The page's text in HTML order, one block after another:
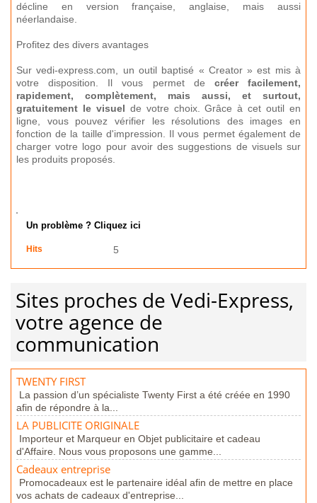
décline en version française, anglaise, mais aussi
néerlandaise.
Profitez des divers avantages
Sur vedi-express.com, un outil baptisé « Creator » est mis à
votre disposition. Il vous permet de créer facilement,
rapidement, complètement, mais aussi, et surtout,
gratuitement le visuel de votre choix. Grâce à cet outil en
ligne, vous pouvez vérifier les résolutions des images en
fonction de la taille d'impression. Il vous permet également de
charger votre logo pour avoir des suggestions de visuels sur
les produits proposés.
Un problème ? Cliquez ici
Hits 5
Sites proches de Vedi-Express,
votre agence de
communication
TWENTY FIRST
La passion d’un spécialiste Twenty First a été créée en 1990
afin de répondre à la...
LA PUBLICITE ORIGINALE
Importeur et Marqueur en Objet publicitaire et cadeau
d'Affaire. Nous vous proposons une gamme...
Cadeaux entreprise
Promocadeaux est le partenaire idéal afin de mettre en place
vos achats de cadeaux d'entreprise...